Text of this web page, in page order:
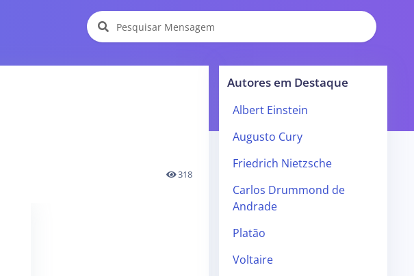
318
Autores em Destaque
Albert Einstein
Augusto Cury
Friedrich Nietzsche
Carlos Drummond de
Andrade
Platão
Voltaire